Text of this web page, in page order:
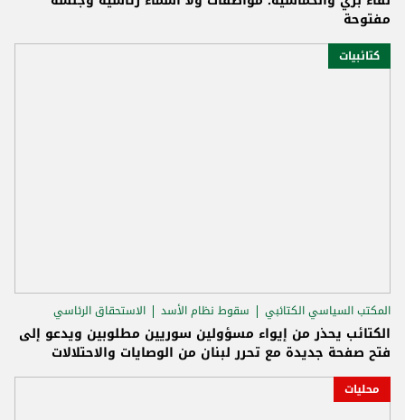
مفتوحة
كتائبيات
المكتب السياسي الكتائبي سقوط نظام الأسد الاستحقاق الرئاسي
الكتائب يحذر من إيواء مسؤولين سوريين مطلوبين ويدعو إلى
فتح صفحة جديدة مع تحرر لبنان من الوصايات والاحتلالات
محليات